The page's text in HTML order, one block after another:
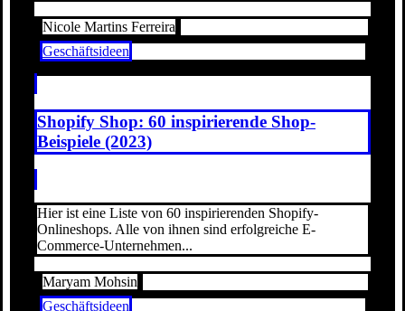
Nicole Martins Ferreira
Geschäftsideen
Shopify Shop: 60 inspirierende Shop-
Beispiele (2023)
Hier ist eine Liste von 60 inspirierenden Shopify-
Onlineshops. Alle von ihnen sind erfolgreiche E-
Commerce-Unternehmen...
Maryam Mohsin
Geschäftsideen